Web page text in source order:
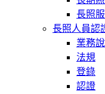
長照
長照人員認
業務
法規
登錄
認證